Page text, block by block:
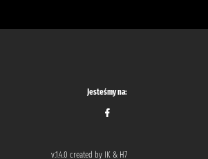
Jesteśmy na:
v.1.4.0 created by IK & H7